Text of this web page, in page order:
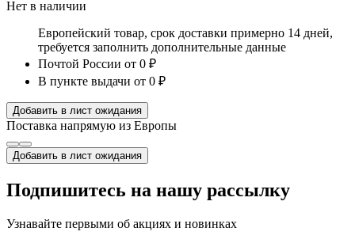
Нет в наличии
Европейский товар, срок доставки примерно 14 дней,
требуется заполнить дополнительные данные
Почтой России от 0 ₽
В пункте выдачи от 0 ₽
Добавить в лист ожидания
Поставка напрямую из Европы
Добавить в лист ожидания
Подпишитесь на нашу рассылку
Узнавайте первыми об акциях и новинках